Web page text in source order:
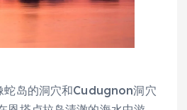
蛇岛的洞穴和Cudugnon洞穴